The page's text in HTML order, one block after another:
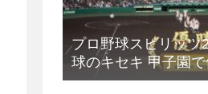
プロ野球スピリッツ
球のキセキ 甲子園
方法